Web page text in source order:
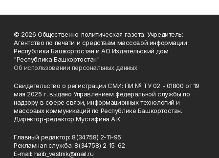
© 2026 Общественно-политическая газета. Учредитель:
Агентство по печати и средствам массовой информации
Республики Башкортостан и АО Издательский дом
"Республика Башкортостан"
Об использовании персональных данных
Свидетельство о регистрации СМИ: ПИ № ТУ 02 - 01800 от 19
мая 2025 г. выдано Управлением федеральной службы по
надзору в сфере связи, информационных технологий и
массовых коммуникаций по Республике Башкортостан.
Директор-редактор Мустафина А.К.
Главный редактор: 8(34758) 2-11-95
Рекламная служба: 8(34758) 2-15-62
Е-mаil: haib_vestnik@mail.ru